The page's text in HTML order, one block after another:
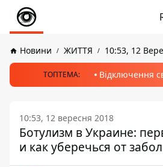
Новини ЖИТТЯ 10:53, 12
ТОПТЕМА: Відключення
10:53, 12 вересня 2018
Ботулизм в Украине:
и как уберечься от